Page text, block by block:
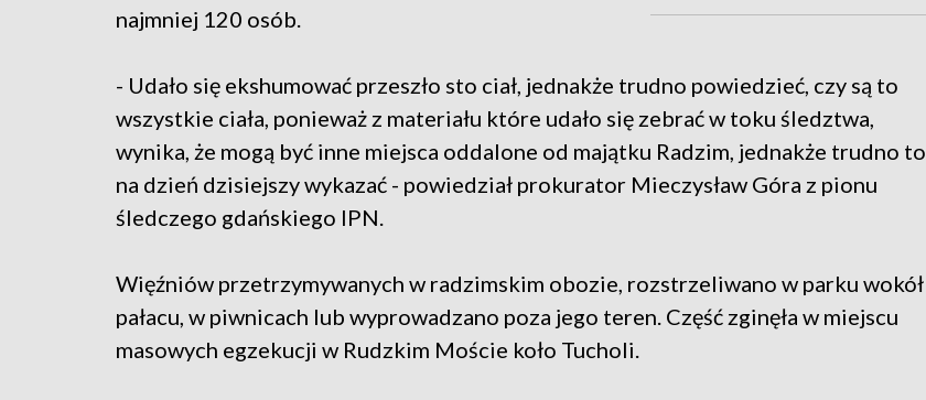
najmniej 120 osób.
- Udało się ekshumować przeszło sto ciał, jednakże trudno powiedzieć, czy są to
wszystkie ciała, ponieważ z materiału które udało się zebrać w toku śledztwa,
wynika, że mogą być inne miejsca oddalone od majątku Radzim, jednakże trudno to
na dzień dzisiejszy wykazać - powiedział prokurator Mieczysław Góra z pionu
śledczego gdańskiego IPN.
Więźniów przetrzymywanych w radzimskim obozie, rozstrzeliwano w parku wokół
pałacu, w piwnicach lub wyprowadzano poza jego teren. Część zginęła w miejscu
masowych egzekucji w Rudzkim Moście koło Tucholi.